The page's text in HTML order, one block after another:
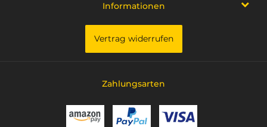
Informationen
Vertrag widerrufen
Zahlungsarten